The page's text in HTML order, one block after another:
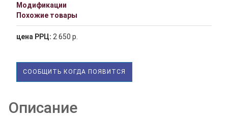
Модификации
Похожие товары
цена РРЦ: 2 650 р.
СООБЩИТЬ КОГДА ПОЯВИТСЯ
Описание